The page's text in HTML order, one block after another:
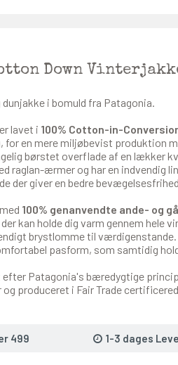
Down
dunjakke i bomuld fra Patagonia.
lavet i 100% Cotton-in-
for en mere miljøbevist produktion
børstet overflade af en lækker
raglan-ærmer og har en indvendig
der giver en bedre
100% genanvendte ande- og
kan holde dig varm gennem hele
brystlomme til
pasform, som samtidig
Patagonia's bæredygtige
produceret i Fair Trade
499 1-3 dages